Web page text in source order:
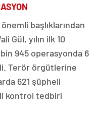
başlıklarından
Gül, yılın ilk 10
945 operasyonda 6
Terör örgütlerine
621 şüpheli
kontrol tedbiri